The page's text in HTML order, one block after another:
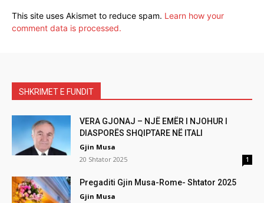
This site uses Akismet to reduce spam. Learn how your
comment data is processed.
SHKRIMET E FUNDIT
VERA GJONAJ – NJË EMËR I NJOHUR I
DIASPORËS SHQIPTARE NË ITALI
Gjin Musa
20 Shtator 2025
1
Pregaditi Gjin Musa-Rome- Shtator 2025
Gjin Musa